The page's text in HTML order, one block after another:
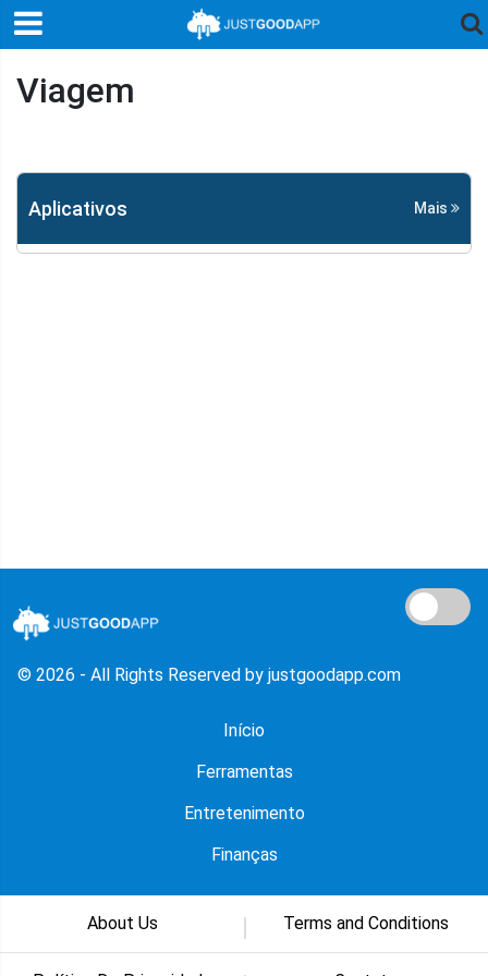
Viagem
Aplicativos Mais
© 2026 - All Rights Reserved by justgoodapp.com
Início
Ferramentas
Entretenimento
Finanças
About Us Terms and Conditions